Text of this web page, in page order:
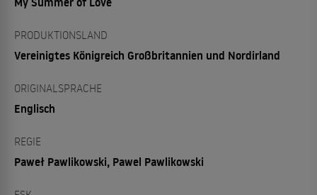
PRODUKTIONSLAND
Vereinigtes Königreich Großbritannien und Nordirland
ORIGINALSPRACHE
Englisch
REGIE
Paweł Pawlikowski, Pawel Pawlikowski